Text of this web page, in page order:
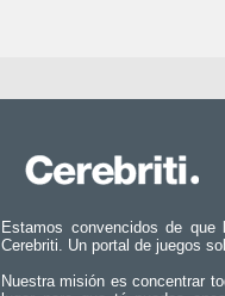
Estamos convencidos de
Cerebriti. Un portal de juegos
Nuestra misión es concentrar